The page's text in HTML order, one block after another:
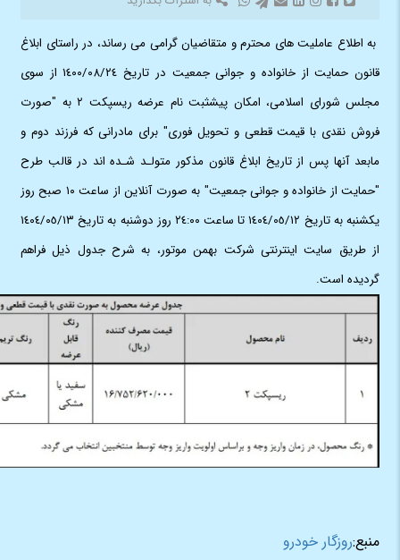
به اطلاع عاملیت های محترم و متقاضیان گرامی می رساند، در راستای ابلاغ
قانون حمایت از خانواده و جوانی جمعیت در تاریخ ١٤٠٠/٠٨/٢٤ از سوی
مجلس شورای اسلامی، امکان پیشثبت نام عرضه ریسپکت ٢ به "صورت
فروش نقدی با قیمت قطعی و تحویل فوری" برای مادرانی که فرزند دوم و
مابعد آنها پس از تاریخ ابلاغ قانون مذکور متولـد شـده اند در قالب طرح
"حمایت از خانواده و جوانی جمعیت" به صورت آنلاین از ساعت ١٠ صبح روز
یکشنبه به تاریخ ١٤٠٤/٠٥/١٢ تا ساعت ٢٤:٠٠ روز دوشنبه به تاریخ ١٤٠٤/٠٥/١٣
از طریق سایت اینترنتی شرکت بهمن موتور، به شرح جدول ذیل فراهم
گردیده است.
منبع:روزگار خودرو